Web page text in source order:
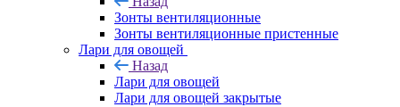
Зонты вентиляционные
Зонты вентиляционные пристенные
Лари для овощей
Назад
Лари для овощей
Лари для овощей закрытые